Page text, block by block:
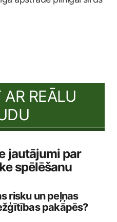
REĀLU
jautājumi par
spēlēšanu
risku un peļņas
pakāpēs?